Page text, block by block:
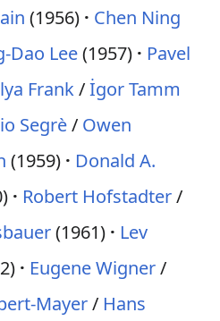
(1956)
Chen Ning
Dao Lee(1957)
Pavel
Frank/İgor Tamm
Segrè/ Owen
(1959)
Donald A.
Robert Hofstadter/
(1961)
Lev
Eugene Wigner/
Mayer/ Hans